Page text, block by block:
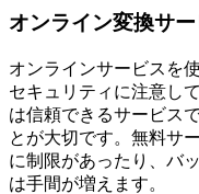
オンライン変換サ
オンラインサービスを
セキュリティに注意し
は信頼できるサービス
とが大切です。無料サ
に制限があったり、バ
は手間が増えます。